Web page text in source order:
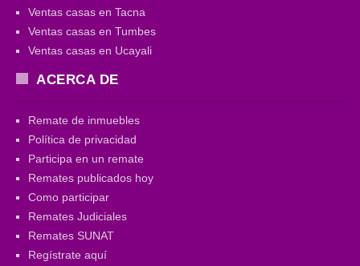
Ventas casas en Tacna
Ventas casas en Tumbes
Ventas casas en Ucayali
ACERCA DE
Remate de inmuebles
Política de privacidad
Participa en un remate
Remates publicados hoy
Como participar
Remates Judiciales
Remates SUNAT
Regístrate aquí